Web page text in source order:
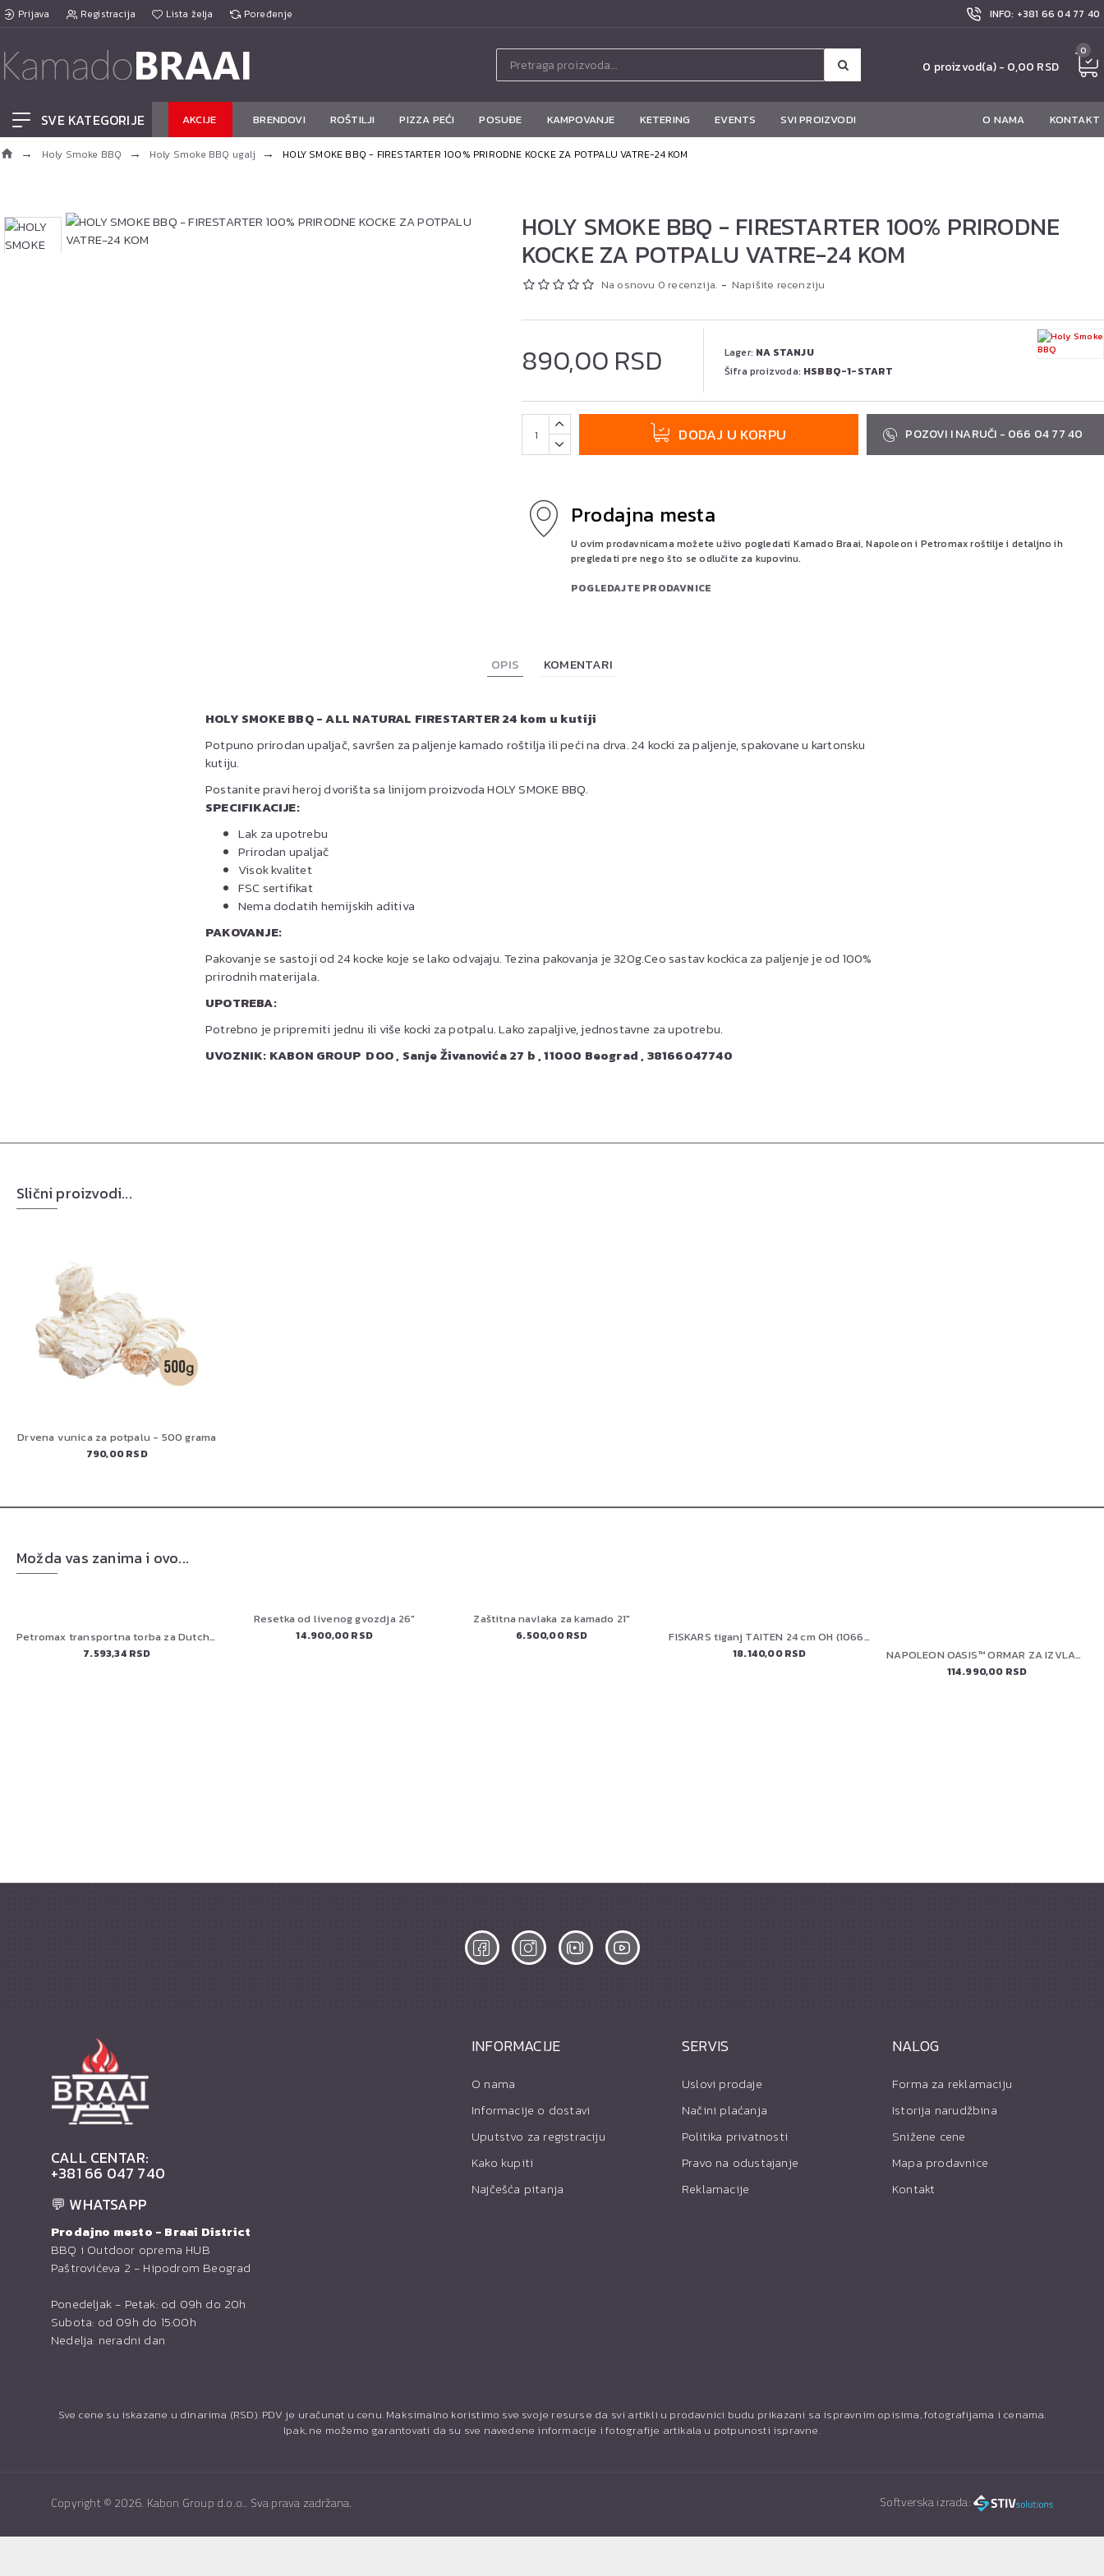
Prijava Registracija Lista želja Poređenje INFO: +381 66 04 77 40
0 proizvod(a) - 0,00 RSD
0
SVE KATEGORIJE AKCIJE BRENDOVI ROŠTILJI PIZZA PEĆI POSUĐE KAMPOVANJE KETERING EVENTS SVI PROIZVODI O NAMA KONTAKT
Holy Smoke BBQ Holy Smoke BBQ ugalj HOLY SMOKE BBQ - FIRESTARTER 100% PRIRODNE KOCKE ZA POTPALU VATRE-24 KOM
HOLY SMOKE BBQ - FIRESTARTER 100% PRIRODNE
KOCKE ZA POTPALU VATRE-24 KOM
Na osnovu 0 recenzija. - Napišite recenziju
890,00 RSD Lager: NA STANJU
Šifra proizvoda: HSBBQ-1-START
DODAJ U KORPU POZOVI I NARUČI - 066 04 77 40
Prodajna mesta
U ovim prodavnicama možete uživo pogledati Kamado Braai, Napoleon i Petromax roštilje i detaljno ih
pregledati pre nego što se odlučite za kupovinu.
POGLEDAJTE PRODAVNICE
OPIS KOMENTARI
HOLY SMOKE BBQ - ALL NATURAL FIRESTARTER 24 kom u kutiji
Potpuno prirodan upaljač, savršen za paljenje kamado roštilja ili peći na drva. 24 kocki za paljenje, spakovane u kartonsku
kutiju.
Postanite pravi heroj dvorišta sa linijom proizvoda HOLY SMOKE BBQ.
SPECIFIKACIJE:
Lak za upotrebu
Prirodan upaljač
Visok kvalitet
FSC sertifikat
Nema dodatih hemijskih aditiva
PAKOVANJE:
Pakovanje se sastoji od 24 kocke koje se lako odvajaju. Tezina pakovanja je 320g.Ceo sastav kockica za paljenje je od 100%
prirodnih materijala.
UPOTREBA:
Potrebno je pripremiti jednu ili više kocki za potpalu. Lako zapaljive, jednostavne za upotrebu.
UVOZNIK: KABON GROUP DOO , Sanje Živanovića 27 b , 11000 Beograd , 38166047740
Slični proizvodi...
Drvena vunica za potpalu - 500 grama
790,00 RSD
Možda vas zanima i ovo...
Petromax transportna torba za Dutch Oven ft12,ft18 i Atago
7.593,34 RSD
Resetka od livenog gvozdja 26"
14.900,00 RSD
Zaštitna navlaka za kamado 21"
6.500,00 RSD FISKARS tiganj TAITEN 24 cm OH (1066946)
18.140,00 RSD NAPOLEON OASIS™ ORMAR ZA IZVLAČENJE PLINSKE BOCE , IM-UTC-CN-1-CE
114.990,00 RSD
CALL CENTAR:
+381 66 047 740
💬 WHATSAPP
Prodajno mesto - Braai District
BBQ i Outdoor oprema HUB
Paštrovićeva 2 - Hipodrom Beograd
Ponedeljak - Petak: od 09h do 20h
Subota: od 09h do 15:00h
Nedelja: neradni dan
INFORMACIJE
O nama
Informacije o dostavi
Uputstvo za registraciju
Kako kupiti
Najčešća pitanja
SERVIS
Uslovi prodaje
Načini plaćanja
Politika privatnosti
Pravo na odustajanje
Reklamacije
NALOG
Forma za reklamaciju
Istorija narudžbina
Snižene cene
Mapa prodavnice
Kontakt
Sve cene su iskazane u dinarima (RSD). PDV je uračunat u cenu. Maksimalno koristimo sve svoje resurse da svi artikli u prodavnici budu prikazani sa ispravnim opisima, fotografijama i cenama.
Ipak, ne možemo garantovati da su sve navedene informacije i fotografije artikala u potpunosti ispravne.
Copyright © 2026. Kabon Group d.o.o.. Sva prava zadržana. Softverska izrada: